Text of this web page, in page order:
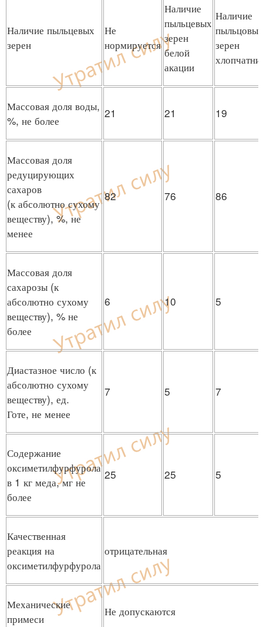
Наличие пыльцевых
зерен
Не
нормируется
Наличие
пыльцевых
зерен
белой
акации
Наличие
пыльцовых
зерен
Массовая доля воды,
%, не более
21 21 19
Массовая доля
редуцирующих
сахаров
(к абсолютно сухому
веществу), %, не
менее
82 76 86
Массовая доля
сахарозы (к
абсолютно сухому
веществу), % не
более
6 10 5
Диастазное число (к
абсолютно сухому
веществу), ед.
Готе, не менее
7 5 7
Содержание
оксиметилфурфурола
в 1 кг меда, мг не
более
25 25 5
Качественная
реакция на
оксиметилфурфурола
отрицательная
Механические
примеси
Не допускаются